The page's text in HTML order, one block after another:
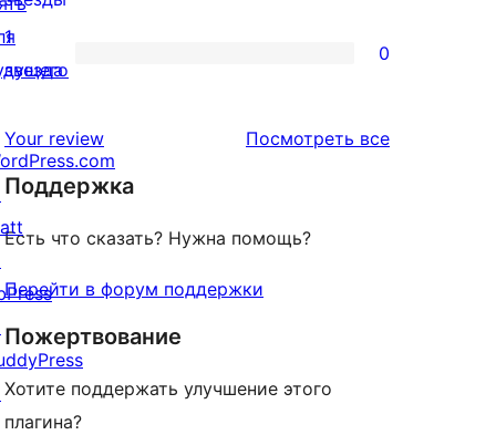
отзыв
2-
звездный
0
звездный
отзыв
1
звезда
0
Your review Посмотреть всеотзывы
Поддержка
Есть что сказать? Нужна помощь?
Перейти в форум поддержки
Пожертвование
Хотите поддержать улучшение этого
плагина?